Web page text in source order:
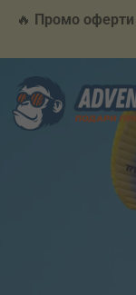
🔥 Промо оферти